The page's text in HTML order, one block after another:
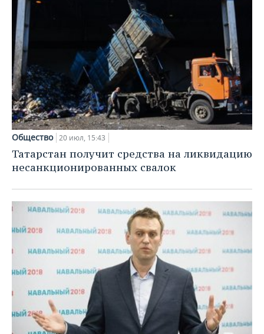
Общество 20 июл, 15:43
Татарстан получит средства на ликвидацию
несанкционированных свалок